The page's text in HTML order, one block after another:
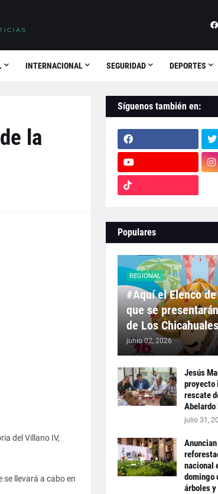
INTERNACIONAL SEGURIDAD DEPORTES
la
del Villano IV,
se llevará a cabo en
Síguenos también en:
Populares
REGIONAL
#Aquí el Elenco
que se
de Los
junio 02, 2026
Jesús
proyecto
rescate
Abelardo
julio 31,
nacional
domingo
árboles